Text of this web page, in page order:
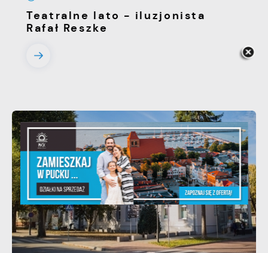
Teatralne lato - iluzjonista
Rafał Reszke